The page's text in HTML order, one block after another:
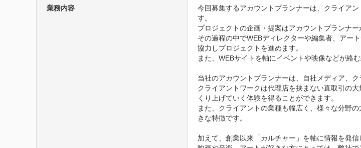
業務内容
今回募集するアカウントプランナーは、クライア
す。
プロジェクトの企画・提案はアカウントプランナー
その過程の中でWEBディレクターや編集者、アー
協力しプロジェクトを進めます。
また、WEBサイトを軸にイベントや映像などが絡
当社のアカウントプランナーは、自社メディア、
クライアントワークは代理店を挟まない直取引の
くり上げていく体験を得ることができます。
また、クライアントの業種も幅広く、様々な分野
きな特徴です。
加えて、創業以来「カルチャー」を軸に情報を発